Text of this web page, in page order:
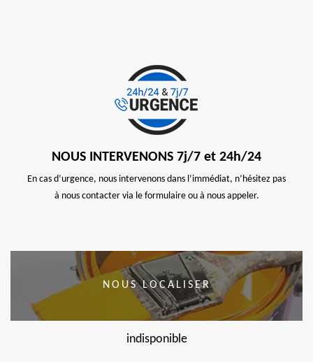
NOUS INTERVENONS 7j/7 et 24h/24
En cas d’urgence, nous intervenons dans l’immédiat, n’hésitez pas
à nous contacter via le formulaire ou à nous appeler.
NOUS LOCALISER
indisponible